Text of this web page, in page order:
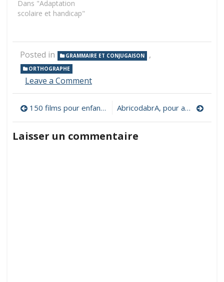
Dans "Adaptation
scolaire et handicap"
Posted in GRAMMAIRE ET CONJUGAISON ,
ORTHOGRAPHE
Leave a Commenton
de
façon
implicite
les
Navigation
de
l’article
150 films pour enfants en accès libre AbricodabrA, pour apprendre le français en chansons grâce à des animations en ligne et un site compagnon
Laisser un commentaire